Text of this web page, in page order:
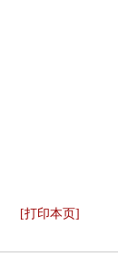
[打印本页]